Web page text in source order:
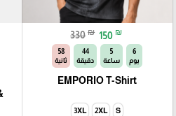
330 ₪ 150 ₪
6
يوم
5
ساعة
44
دقيقة
56
ثانية
EMPORIO T-Shirt
S
2XL
3XL